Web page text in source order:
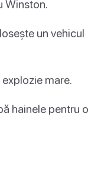
Winston.
un vehicul
mare.
hainele pentru o